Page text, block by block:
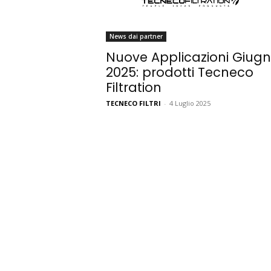
News dai partner
Nuove Applicazioni
2025: prodotti Tecneco
Filtration
TECNECO FILTRI - 4 Luglio 2025